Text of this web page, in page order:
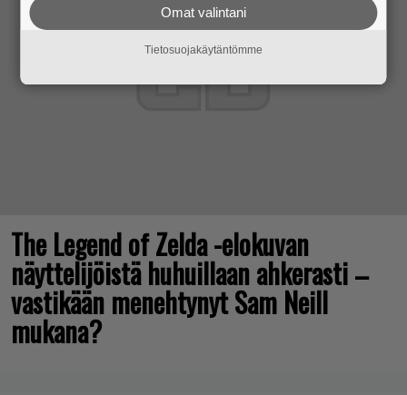
The Legend of Zelda -elokuvan
näyttelijöistä huhuillaan ahkerasti –
vastikään menehtynyt Sam Neill
mukana?
Omat valintani
Tietosuojakäytäntömme